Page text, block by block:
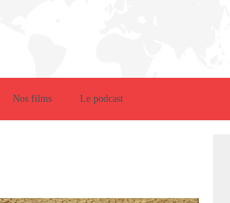
Nos films Le podcast